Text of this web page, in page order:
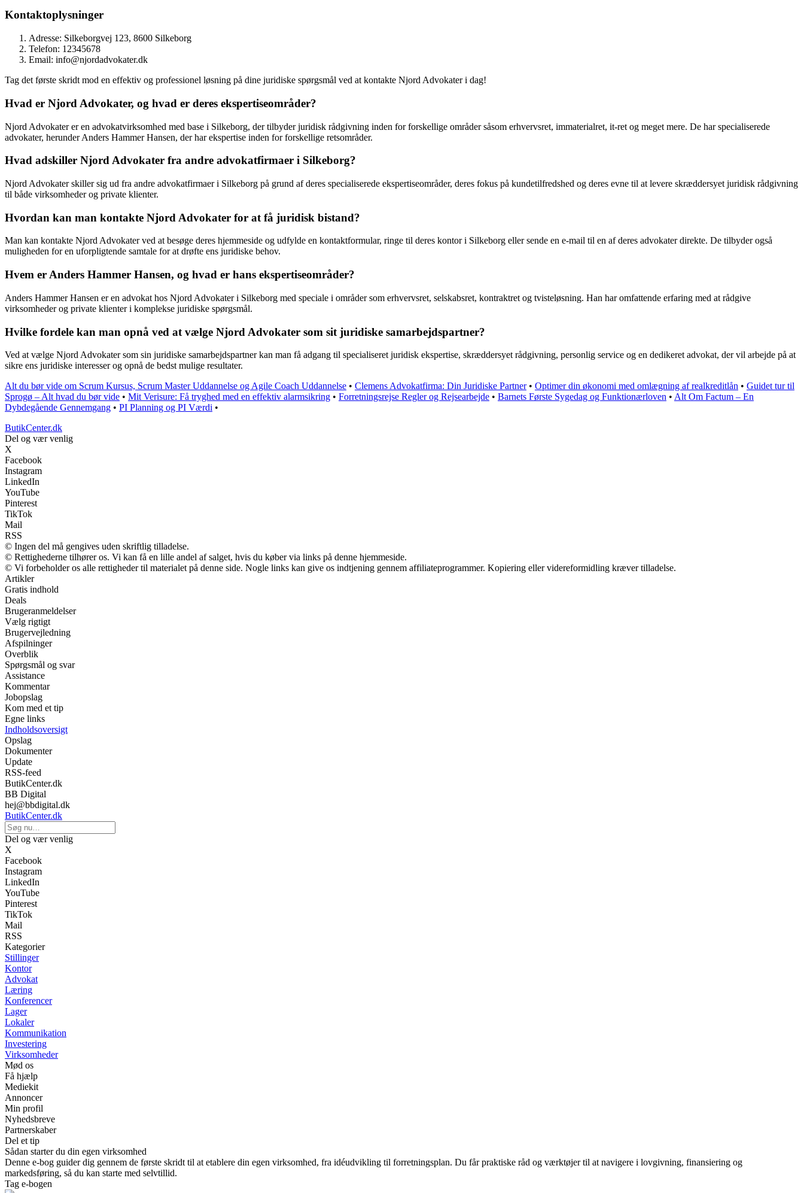
Kontaktoplysninger
Adresse: Silkeborgvej 123, 8600 Silkeborg
Telefon: 12345678
Email: info@njordadvokater.dk
Tag det første skridt mod en effektiv og professionel løsning på dine juridiske spørgsmål ved at kontakte Njord Advokater i dag!
Hvad er Njord Advokater, og hvad er deres ekspertiseområder?
Njord Advokater er en advokatvirksomhed med base i Silkeborg, der tilbyder juridisk rådgivning inden for forskellige områder såsom erhvervsret, immaterialret, it-ret og meget mere. De har specialiserede
advokater, herunder Anders Hammer Hansen, der har ekspertise inden for forskellige retsområder.
Hvad adskiller Njord Advokater fra andre advokatfirmaer i Silkeborg?
Njord Advokater skiller sig ud fra andre advokatfirmaer i Silkeborg på grund af deres specialiserede ekspertiseområder, deres fokus på kundetilfredshed og deres evne til at levere skræddersyet juridisk rådgivning
til både virksomheder og private klienter.
Hvordan kan man kontakte Njord Advokater for at få juridisk bistand?
Man kan kontakte Njord Advokater ved at besøge deres hjemmeside og udfylde en kontaktformular, ringe til deres kontor i Silkeborg eller sende en e-mail til en af deres advokater direkte. De tilbyder også
muligheden for en uforpligtende samtale for at drøfte ens juridiske behov.
Hvem er Anders Hammer Hansen, og hvad er hans ekspertiseområder?
Anders Hammer Hansen er en advokat hos Njord Advokater i Silkeborg med speciale i områder som erhvervsret, selskabsret, kontraktret og tvisteløsning. Han har omfattende erfaring med at rådgive
virksomheder og private klienter i komplekse juridiske spørgsmål.
Hvilke fordele kan man opnå ved at vælge Njord Advokater som sit juridiske samarbejdspartner?
Ved at vælge Njord Advokater som sin juridiske samarbejdspartner kan man få adgang til specialiseret juridisk ekspertise, skræddersyet rådgivning, personlig service og en dedikeret advokat, der vil arbejde på at
sikre ens juridiske interesser og opnå de bedst mulige resultater.
Alt du bør vide om Scrum Kursus, Scrum Master Uddannelse og Agile Coach Uddannelse • Clemens Advokatfirma: Din Juridiske Partner• Optimer din økonomi med omlægning af realkreditlån • Guidet tur til
Sprogø – Alt hvad du bør vide • Mit Verisure: Få tryghed med en effektiv alarmsikring • Forretningsrejse Regler og Rejsearbejde • Barnets Første Sygedag og Funktionærloven • Alt Om Factum – En
Dybdegående Gennemgang • PI Planning og PI Værdi •
ButikCenter.dk
Del og vær venlig
X
Facebook
Instagram
LinkedIn
YouTube
Pinterest
TikTok
Mail
RSS
© Ingen del må gengives uden skriftlig tilladelse.
© Rettighederne tilhører os. Vi kan få en lille andel af salget, hvis du køber via links på denne hjemmeside.
© Vi forbeholder os alle rettigheder til materialet på denne side. Nogle links kan give os indtjening gennem affiliateprogrammer. Kopiering eller videreformidling kræver tilladelse.
Artikler
Gratis indhold
Deals
Brugeranmeldelser
Vælg rigtigt
Brugervejledning
Afspilninger
Overblik
Spørgsmål og svar
Assistance
Kommentar
Jobopslag
Kom med et tip
Egne links
Indholdsoversigt
Opslag
Dokumenter
Update
RSS-feed
ButikCenter.dk
BB Digital
hej@bbdigital.dk
ButikCenter.dk
Del og vær venlig
X
Facebook
Instagram
LinkedIn
YouTube
Pinterest
TikTok
Mail
RSS
Kategorier
Stillinger
Kontor
Advokat
Læring
Konferencer
Lager
Lokaler
Kommunikation
Investering
Virksomheder
Mød os
Få hjælp
Mediekit
Annoncer
Min profil
Nyhedsbreve
Partnerskaber
Del et tip
Sådan starter du din egen virksomhed
Denne e-bog guider dig gennem de første skridt til at etablere din egen virksomhed, fra idéudvikling til forretningsplan. Du får praktiske råd og værktøjer til at navigere i lovgivning, finansiering og
markedsføring, så du kan starte med selvtillid.
Tag e-bogen